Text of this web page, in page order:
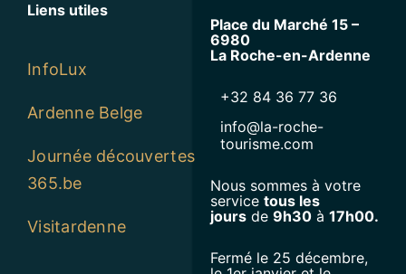
Liens utiles
InfoLux
Ardenne Belge
Journée découvertes
365.be
Visitardenne
Place du Marché 15 –
6980
La Roche-en-Ardenne
+32 84 36 77 36
info@la-roche-
tourisme.com
Nous sommes à votre
service tous les
joursde 9h30à 17h00.
Fermé le 25 décembre,